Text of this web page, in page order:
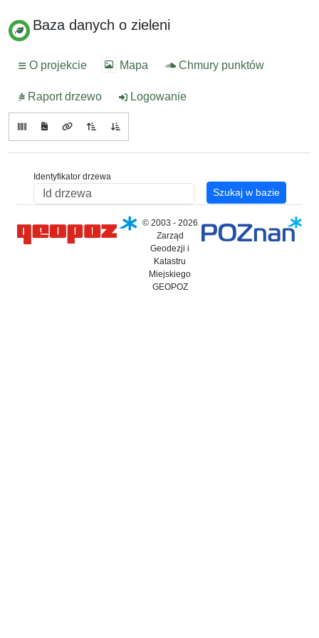
Baza danych o zieleni
O projekcie Mapa Chmury punktów
Raport drzewo Logowanie
Identyfikator drzewa
Szukaj w bazie
© 2003 - 2026
Zarząd
Geodezji i
Katastru
Miejskiego
GEOPOZ